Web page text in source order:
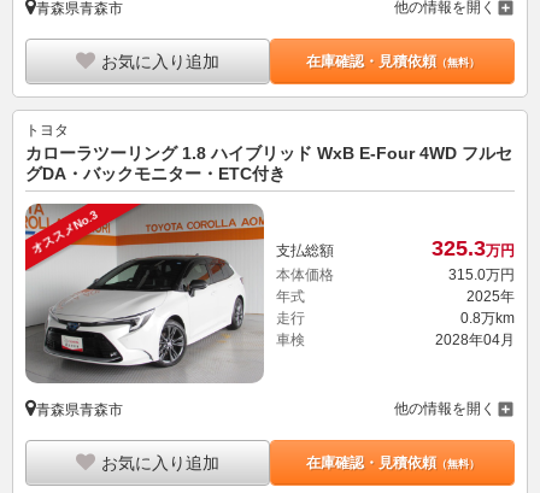
青森県青森市 他の情報を開く
お気に入り追加 在庫確認・見積依頼（無料）
トヨタ
カローラツーリング 1.8 ハイブリッド WxB E-Four 4WD フルセ
グDA・バックモニター・ETC付き
オススメNo.3 支払総額 325.3万円
本体価格
315.0万円
年式
2025年
走行
0.8万km
車検
2028年04月
青森県青森市 他の情報を開く
お気に入り追加 在庫確認・見積依頼（無料）